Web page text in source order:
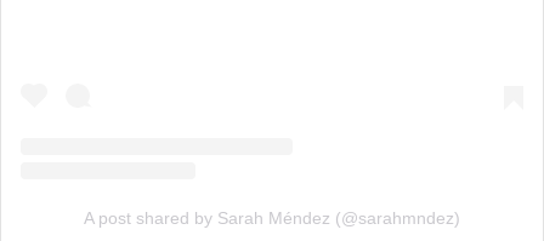
A post shared by Sarah Méndez (@sarahmndez)